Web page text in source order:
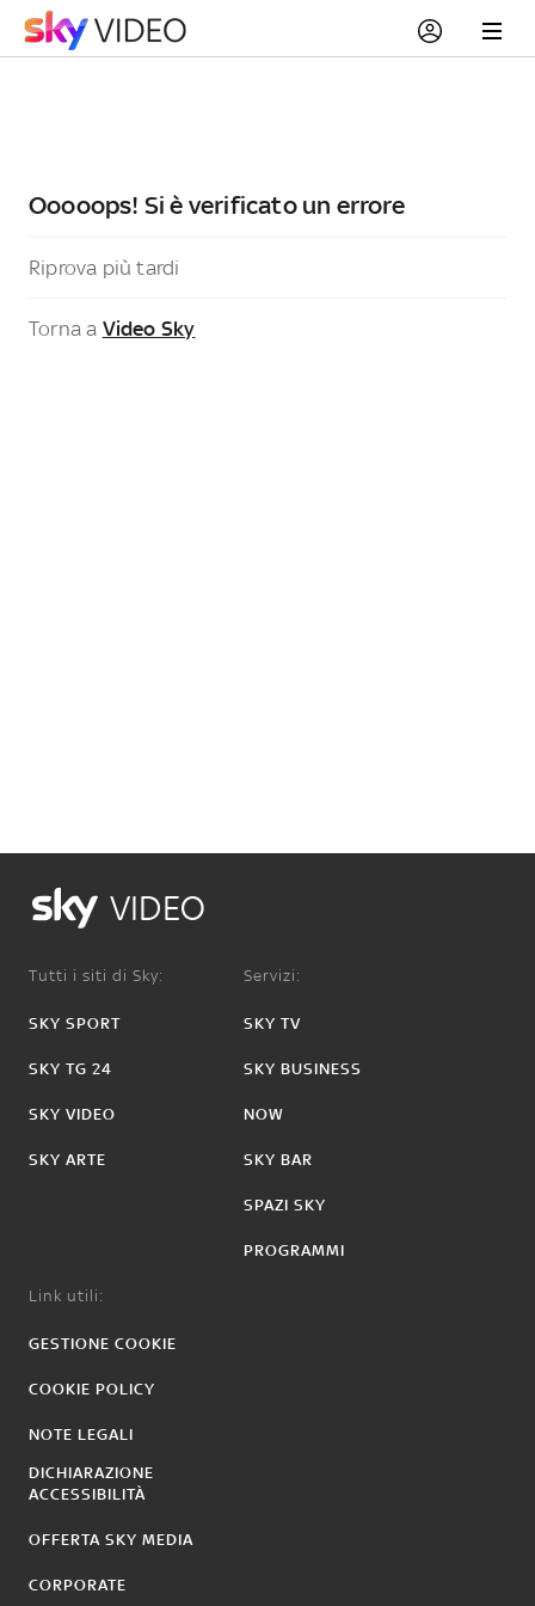
Ooooops! Si è verificato un errore
Riprova più tardi
Torna a Video Sky
VIDEO
Tutti i siti di Sky:
SKY SPORT
SKY TG 24
SKY VIDEO
SKY ARTE
Servizi:
SKY TV
SKY BUSINESS
NOW
SKY BAR
SPAZI SKY
PROGRAMMI
Link utili:
GESTIONE COOKIE
COOKIE POLICY
NOTE LEGALI
DICHIARAZIONE
ACCESSIBILITÀ
OFFERTA SKY MEDIA
CORPORATE